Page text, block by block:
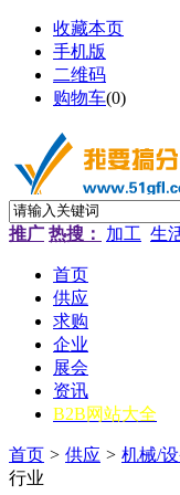
收藏本页
手机版
二维码
购物车(0)
推广 热搜： 加工 生
首页
供应
求购
企业
展会
资讯
B2B网站大全
首页 > 供应 > 机械/
行业